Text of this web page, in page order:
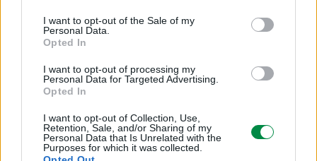
I want to opt-out of the Sale of my
Personal Data.
Opted In
I want to opt-out of processing my
Personal Data for Targeted Advertising.
Opted In
I want to opt-out of Collection, Use,
Retention, Sale, and/or Sharing of my
Personal Data that Is Unrelated with the
Purposes for which it was collected.
Lexmark Cartridge Collection Program, Lexmark Return Program
Informacja o kompatybilnosci
Lexmark C780dn, C780dtn, C780n, C782dn, C782dtn, C782n,
X782e, X782e MFP, X782e Page Plus Solution